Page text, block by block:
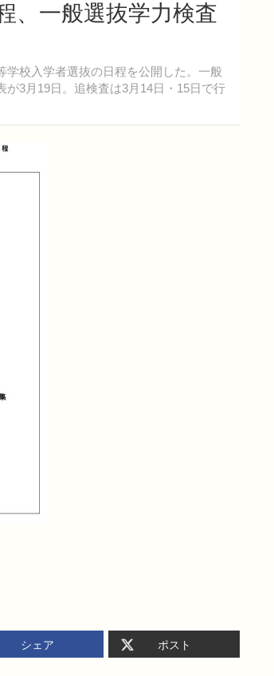
、一般選抜学力検査
校入学者選抜の日程を公開した。一般
3月19日。追検査は3月14日・15日で行
シェア ポスト